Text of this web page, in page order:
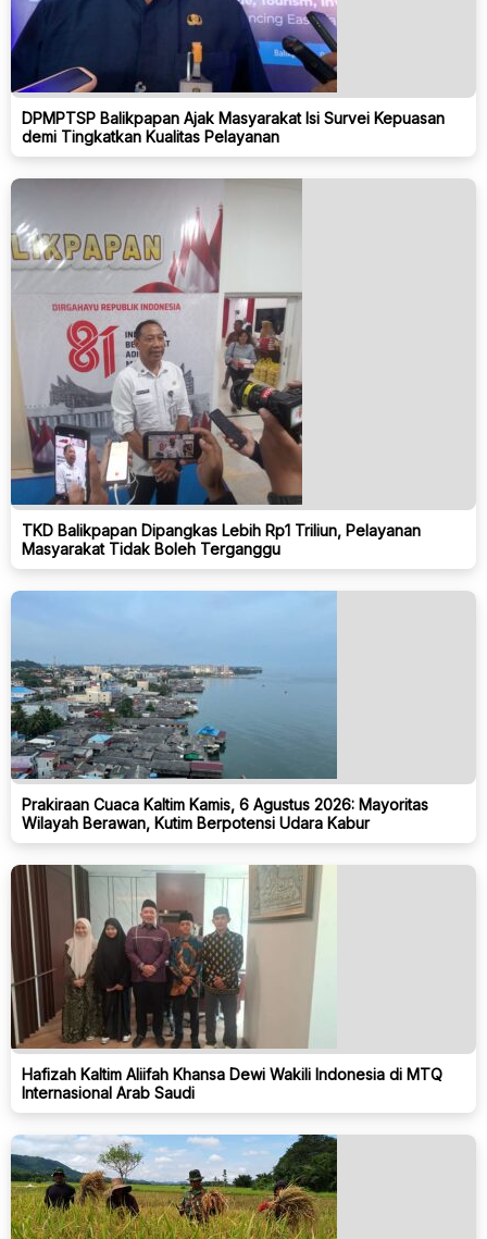
DPMPTSP Balikpapan Ajak Masyarakat Isi Survei Kepuasan
demi Tingkatkan Kualitas Pelayanan
TKD Balikpapan Dipangkas Lebih Rp1 Triliun, Pelayanan
Masyarakat Tidak Boleh Terganggu
Prakiraan Cuaca Kaltim Kamis, 6 Agustus 2026: Mayoritas
Wilayah Berawan, Kutim Berpotensi Udara Kabur
Hafizah Kaltim Aliifah Khansa Dewi Wakili Indonesia di MTQ
Internasional Arab Saudi